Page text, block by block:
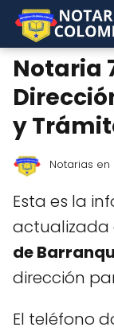
Notaria
y
Notarias
Esta es la
actualizada
de
dirección
El teléfono